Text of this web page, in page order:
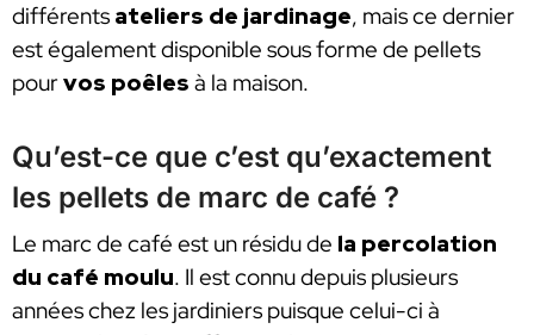
différents ateliers de jardinage, mais ce dernier
est également disponible sous forme de pellets
pourvos poêles à la maison.
Qu’est-ce que c’est qu’exactement
les pellets de marc de café ?
Le marc de café est un résidu de la percolation
du café moulu. Il est connu depuis plusieurs
années chez les jardiniers puisque celui-ci à